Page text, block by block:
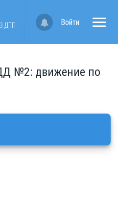
ДТП
Войти
№2: движение по